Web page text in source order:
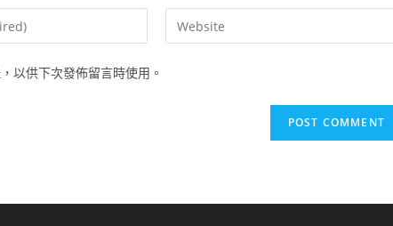
Enter
your
以供下次發佈留言時使用。